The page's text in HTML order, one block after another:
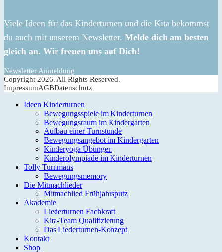
Viele Ideen für das Kinderturnen und die Kita bekommst
du auch mit unserem Newsletter. Melde dich am besten
gleich an. Wir freuen uns auf Dich!
Newsletter Anmeldung
Copyright 2026. All Rights Reserved.
ImpressumAGBDatenschutz
Ideen Kinderturnen
Bewegungsspiele im Kinderturnen
Bewegungsraum im Kindergarten
Aufbau einer Turnstunde
Bewegungsangebot im Kindergarten
Kinderyoga Übungen
Kinderolympiade im Kinderturnen
Tolly Turnmaus
Bewegungsmemory
Die Mitmachlieder
Mitmachlied Frühjahrsputz
Akademie
Liederturnen Fachkraft
Kita-Team Qualifizierung
Das Liederturnen-Konzept
Kontakt
Shop